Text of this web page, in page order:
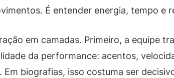
É entender energia, tempo e
em camadas. Primeiro, a equipe
da performance: acentos,
biografias, isso costuma ser